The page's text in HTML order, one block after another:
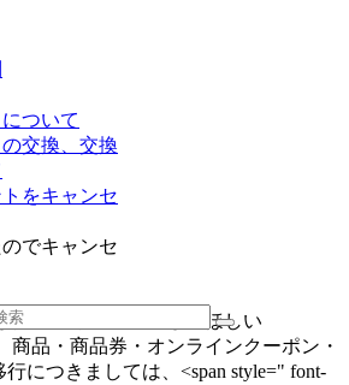
ついて
交換、交換
をキャンセ
でキャンセ
たのでキャンセルしてほしい
商品・商品券・オンラインクーポン・
につきましては、<span style=" font-